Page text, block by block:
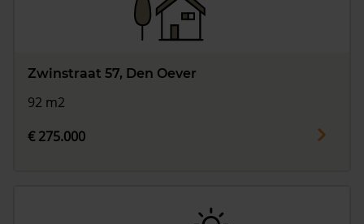
Zwinstraat 57, Den Oever
92 m2
€ 275.000